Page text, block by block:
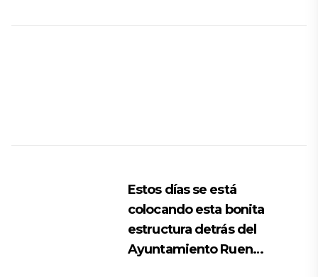
Estos días se está
colocando esta bonita
estructura detrás del
Ayuntamiento Ruen…